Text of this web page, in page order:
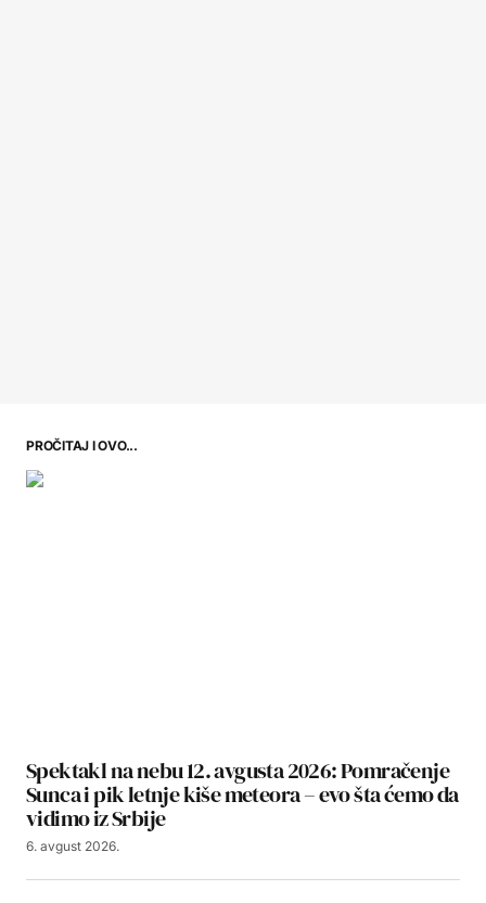
PROČITAJ I OVO...
Spektakl na nebu 12. avgusta 2026: Pomračenje
Sunca i pik letnje kiše meteora – evo šta ćemo da
vidimo iz Srbije
6. avgust 2026.